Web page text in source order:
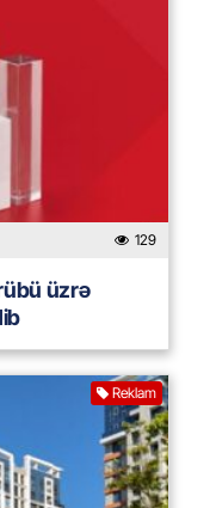
129
üzrə
Reklam